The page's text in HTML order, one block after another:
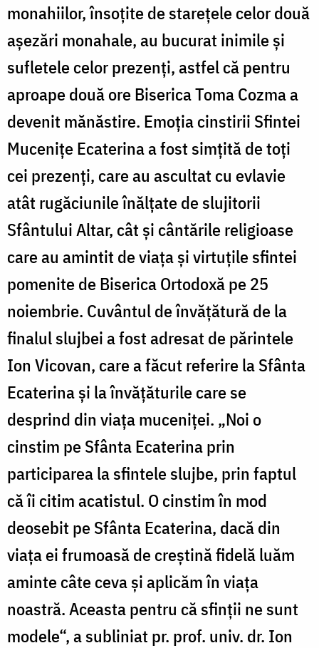
monahiilor, însoţite de stareţele celor două
aşezări monahale, au bucurat inimile şi
sufletele celor prezenţi, astfel că pentru
aproape două ore Biserica Toma Cozma a
devenit mănăstire. Emoţia cinstirii Sfintei
Muceniţe Ecaterina a fost simţită de toţi
cei prezenţi, care au ascultat cu evlavie
atât rugăciunile înălţate de slujitorii
Sfântului Altar, cât şi cântările religioase
care au amintit de viaţa şi virtuţile sfintei
pomenite de Biserica Ortodoxă pe 25
noiembrie. Cuvântul de învăţătură de la
finalul slujbei a fost adresat de părintele
Ion Vicovan, care a făcut referire la Sfânta
Ecaterina şi la învăţăturile care se
desprind din viaţa muceniţei. „Noi o
cinstim pe Sfânta Ecaterina prin
participarea la sfintele slujbe, prin faptul
că îi citim acatistul. O cinstim în mod
deosebit pe Sfânta Ecaterina, dacă din
viaţa ei frumoasă de creştină fidelă luăm
aminte câte ceva şi aplicăm în viaţa
noastră. Aceasta pentru că sfinţii ne sunt
modele“, a subliniat pr. prof. univ. dr. Ion